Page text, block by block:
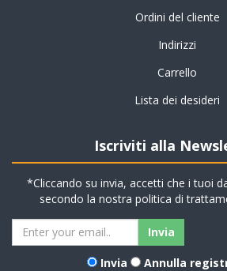
Ordini del cliente
Indirizzi
Carrello
Lista dei desideri
Iscriviti alla
*Cliccando su invia, accetti che i tuoi
secondo la nostra politica di
Invia Annulla